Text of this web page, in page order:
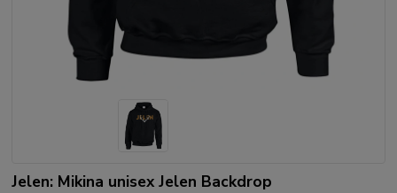
Jelen: Mikina unisex Jelen Backdrop